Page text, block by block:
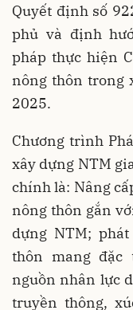
Quyết định số
phủ và định
pháp thực hiện
nông thôn trong
2025.
Chương trình
xây dựng NTM
chính là: Nâng
nông thôn gắn
dựng NTM;
thôn mang đặc
nguồn nhân lực
truyền thông,